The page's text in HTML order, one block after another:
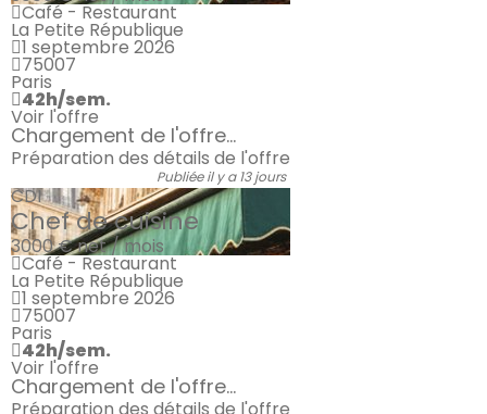
Café - Restaurant
La Petite République
1 septembre 2026
75007
Paris
42h/sem.
Voir l'offre
Chargement de l'offre...
Préparation des détails de l'offre
Publiée il y a 13 jours
CDI
Chef de cuisine
3000 €net / mois
Café - Restaurant
La Petite République
1 septembre 2026
75007
Paris
42h/sem.
Voir l'offre
Chargement de l'offre...